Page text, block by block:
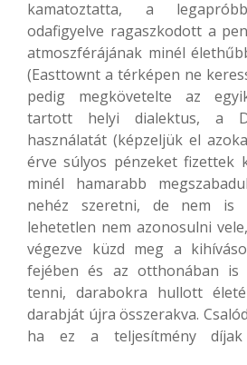
kamatoztatta, a
odafigyelve ragaszkodott a
atmoszférájának minél
(Easttownt a térképen ne
pedig megkövetelte az
tartott helyi dialektus, a
használatát (képzeljük el
érve súlyos pénzeket fizettek
minél hamarabb
nehéz szeretni, de nem is
lehetetlen nem azonosulni
végezve küzd meg a
fejében és az otthonában is
tenni, darabokra hullott
darabját újra összerakva.
ha ez a teljesítmény díjak